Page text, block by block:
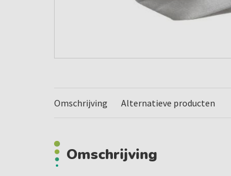
Omschrijving Alternatieve producten
Omschrijving